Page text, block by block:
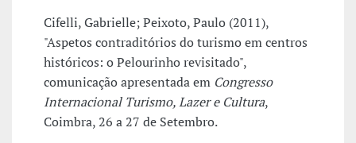
Cifelli, Gabrielle; Peixoto, Paulo (2011),
"Aspetos contraditórios do turismo em centros
históricos: o Pelourinho revisitado",
comunicação apresentada em Congresso
Internacional Turismo, Lazer e Cultura,
Coimbra, 26 a 27 de Setembro.